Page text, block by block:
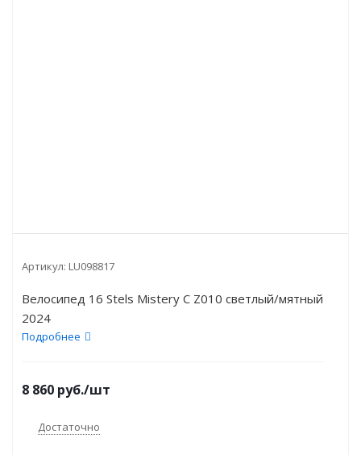
Артикул: LU098817
Велосипед 16 Stels Mistery C Z010 светлый/мятный
2024
Подробнее
8 860 руб./шт
Достаточно